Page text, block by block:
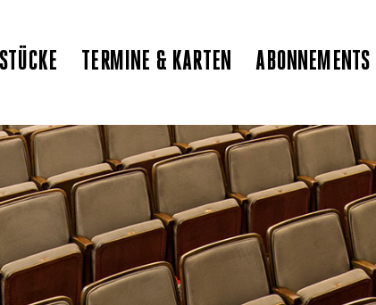
STÜCKE TERMINE & KARTEN ABONNEMENTS